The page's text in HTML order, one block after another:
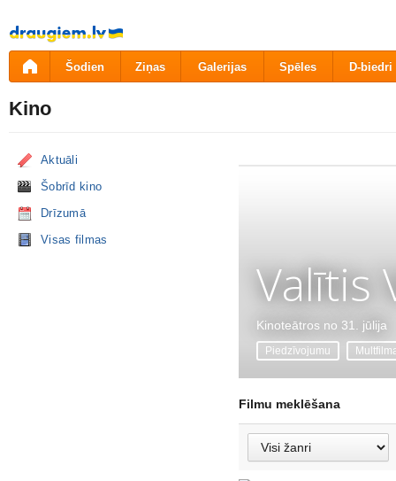
Pāriet
uz
saturu
Šodien Ziņas Galerijas Spēles D-biedri
Kino
Aktuāli
Šobrīd kino
Drīzumā
Visas filmas
Valītis
Kinoteātros no 31. jūlija
Piedzīvojumu
Filmu meklēšana